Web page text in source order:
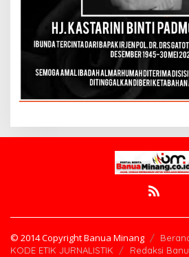
© 2014 Copyright Banua Minang
KODE ETIK JURNALISTIK
Redaksi